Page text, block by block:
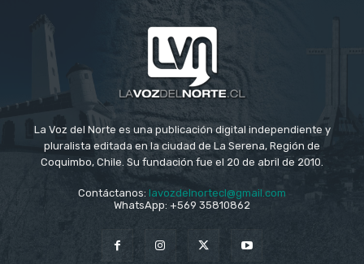
La Voz del Norte es una publicación digital independiente y
pluralista editada en la ciudad de La Serena, Región de
Coquimbo, Chile. Su fundación fue el 20 de abril de 2010.
Contáctanos: lavozdelnortecl@gmail.com
WhatsApp: +569 35810862